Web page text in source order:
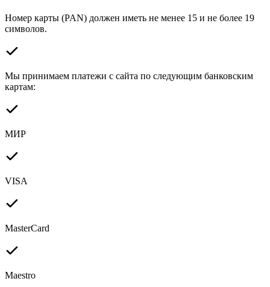
Номер карты (PAN) должен иметь не менее 15 и не более 19
символов.
Мы принимаем платежи с сайта по следующим банковским
картам:
МИР
VISA
MasterCard
Maestro